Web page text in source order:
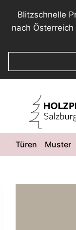
Blitzschnelle
nach
springen
Türen Muster